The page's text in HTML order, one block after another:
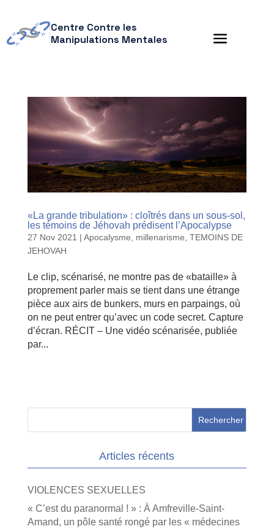
Centre Contre les
Manipulations Mentales
«La grande tribulation» : cloîtrés dans un sous-sol,
les témoins de Jéhovah prédisent l’Apocalypse
27 Nov 2021 | Apocalysme, millenarisme TEMOINS DE
JEHOVAH
Le clip, scénarisé, ne montre pas de «bataille» à
proprement parler mais se tient dans une étrange
pièce aux airs de bunkers, murs en parpaings, où
on ne peut entrer qu’avec un code secret. Capture
d’écran. RÉCIT – Une vidéo scénarisée, publiée
par...
Articles récents
VIOLENCES SEXUELLES
« C’est du paranormal ! » : À Amfreville-Saint-
Amand, un pôle santé rongé par les « médecines